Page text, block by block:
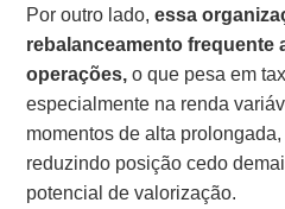
Por outro lado,essa
rebalanceamento frequente
operações,o que pesa em
especialmente na renda
momentos de alta
reduzindo posição cedo
potencial de valorização.